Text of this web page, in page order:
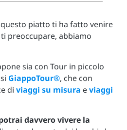
piatto ti ha fatto venire
preoccupare, abbiamo
sia con Tour in piccolo
GiappoTour®, che con
di viaggi su misura eviaggi
davvero vivere la